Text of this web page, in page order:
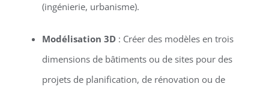
(ingénierie, urbanisme).
Modélisation 3D: Créer des modèles en trois
dimensions de bâtiments ou de sites pour des
projets de planification, de rénovation ou de